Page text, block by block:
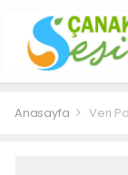
Anasayfa Veri